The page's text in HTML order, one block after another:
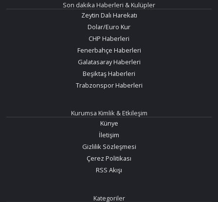
Son dakika Haberleri & Kulüpler
Zeytin Dalı Harekatı
Dolar/Euro Kur
CHP Haberleri
Fenerbahçe Haberleri
Galatasaray Haberleri
Beşiktaş Haberleri
Trabzonspor Haberleri
Kurumsa Kimlik & Etkileşim
Künye
İletişim
Gizlilik Sözleşmesi
Çerez Politikası
RSS Akışı
Kategoriler